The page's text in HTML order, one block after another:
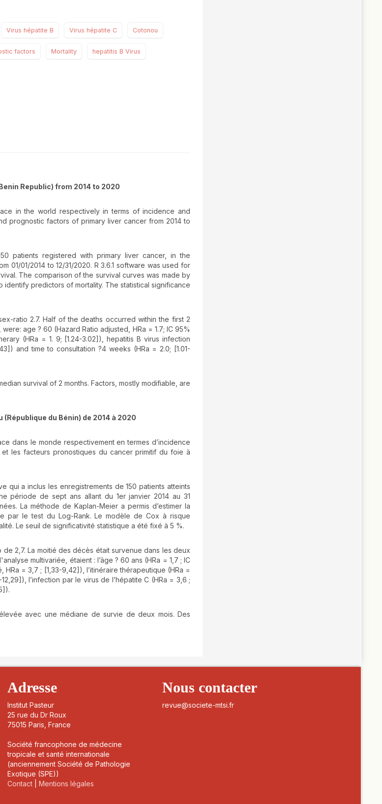
Virus hépatite B Virus hépatite C Cotonou
factors Mortality hepatitis B Virus
Republic) from 2014 to 2020
in the world respectively in terms of incidence and
prognostic factors of primary liver cancer from 2014 to
patients registered with primary liver cancer, in the
01/2014 to 12/31/2020. R 3.6.1 software was used for
The comparison of the survival curves was made by
predictors of mortality. The statistical significance
ratio 2.7. Half of the deaths occurred within the first 2
age ? 60 (Hazard Ratio adjusted, HRa = 1.7; IC 95%
(HRa = 1. 9; [1.24-3.02]), hepatitis B virus infection
and time to consultation ?4 weeks (HRa = 2.0; [1.01-
survival of 2 months. Factors, mostly modifiable, are
du Bénin) de 2014 à 2020
dans le monde respectivement en termes d’incidence
les facteurs pronostiques du cancer primitif du foie à
qui a inclus les enregistrements de 150 patients atteints
période de sept ans allant du 1er janvier 2014 au 31
La méthode de Kaplan-Meier a permis d’estimer la
par le test du Log-Rank. Le modèle de Cox à risque
Le seuil de significativité statistique a été fixé à 5 %.
de 2,7. La moitié des décès était survenue dans les deux
multivariée, étaient : l’âge ? 60 ans (HRa = 1,7 ; IC
HRa = 3,7 ; [1,33-9,42]), l’itinéraire thérapeutique (HRa =
l’infection par le virus de l’hépatite C (HRa = 3,6 ;
avec une médiane de survie de deux mois. Des
Adresse
Institut Pasteur
25 rue du Dr Roux
75015 Paris, France
Société francophone de médecine
tropicale et santé internationale
(anciennement Société de Pathologie
Exotique (SPE))
Contact |Mentions légales
Nous contacter
revue@societe-mtsi.fr